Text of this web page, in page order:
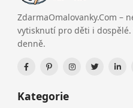
ZdarmaOmalovanky.Com –
vytisknutí pro děti i
denně.
Kategorie